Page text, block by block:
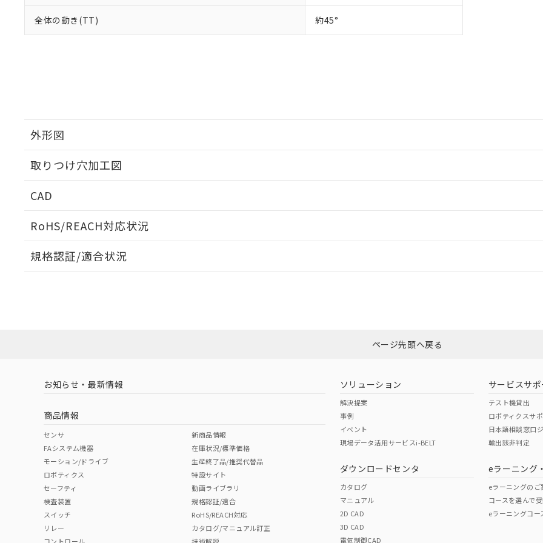
全体の動き(TT) 約45°
外形図
取りつけ穴加工図
CAD
RoHS/REACH対応状況
EU RoHS 注意事項・凡例
ダウンロードはこちら
中国 RoHS 注意事項・凡例
中国 RoHS表
Pb Hg Cr(VI)
規格認証/適合状況
ページ先頭へ戻る
お知らせ・最新情報
商品情報
センサ
FAシステム機器
モーション/ドライブ
ロボティクス
セーフティ
検査装置
スイッチ
リレー
新商品情報
在庫状況/標準価格
生産終了品/推奨代替品
特設サイト
動画ライブラリ
規格認証/適合
RoHS/REACH対応
カタログ/マニュアル訂正
ソリューション
解決提案
事例
イベント
現場データ活用サービスi-BELT
ダウンロードセンタ
カタログ
マニュアル
2D CAD
3D CAD
電気制御CAD
サービスサポ
テスト機貸出
ロボティクスサ
日本語相談窓口
輸出該非判定
eラーニング
eラーニングのご
コースを選んで
eラーニングコー